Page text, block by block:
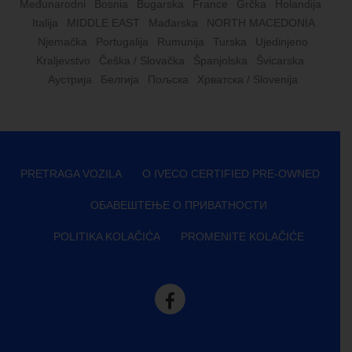
Međunarodni Bosnia Bugarska France Grčka
Holandija
Italija
MIDDLE EAST Mađarska
NORTH MACEDONIA
Njemačka
Portugalija Rumunija Turska
Ujedinjeno
Kraljevstvo
Češka / Slovačka Španjolska
Švicarska
Аустрија
Белгија Пољска Хрватска / Slovenija
PRETRAGA VOZILA O IVECO CERTIFIED PRE-OWNED
ОБАВЕШТЕЊЕ О ПРИВАТНОСТИ
POLITIKA KOLAČIĆA PROMENITE KOLAČIĆE